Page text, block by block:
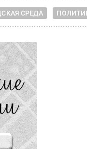
СРЕДА